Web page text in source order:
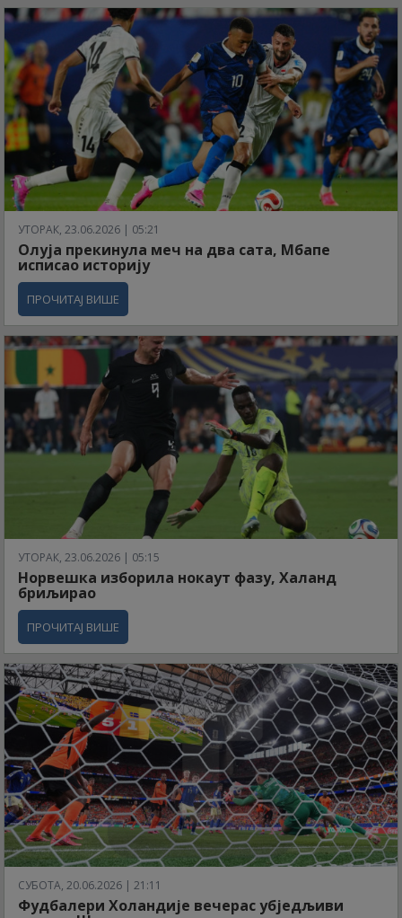
УТОРАК, 23.06.2026 | 05:21
Олуја прекинула меч на два сата, Мбапе
исписао историју
ПРОЧИТАЈ ВИШЕ
УТОРАК, 23.06.2026 | 05:15
Норвешка изборила нокаут фазу, Халанд
бриљирао
ПРОЧИТАЈ ВИШЕ
СУБОТА, 20.06.2026 | 21:11
Фудбалери Холандије вечерас убједљиви